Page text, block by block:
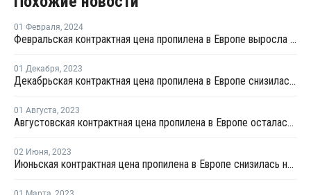
01 Февраля, 2024
Февральская контрактная цена пропилена в Европе выросла на EUR15 за тонну
01 Декабря, 2023
Декабрьская контрактная цена пропилена в Европе снизилась на EUR30 за тонну
01 Августа, 2023
Августовская контрактная цена пропилена в Европе осталась на уровне июля
02 Июня, 2023
Июньская контрактная цена пропилена в Европе снизилась на EUR80 за тонну